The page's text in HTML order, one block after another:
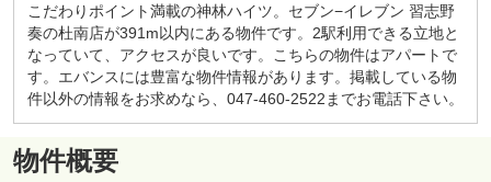
こだわりポイント満載の神林ハイツ。セブン−イレブン 習志野
奏の杜南店が391m以内にある物件です。2駅利用できる立地と
なっていて、アクセスが良いです。こちらの物件はアパートで
す。エバンスには豊富な物件情報があります。掲載している物
件以外の情報をお求めなら、047-460-2522までお電話下さい。
物件概要